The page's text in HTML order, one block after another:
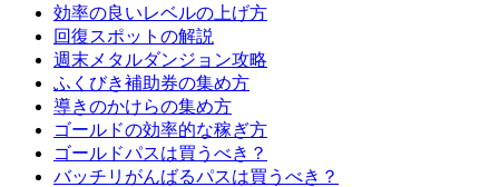
効率の良いレベルの上げ方
回復スポットの解説
週末メタルダンジョン攻略
ふくびき補助券の集め方
導きのかけらの集め方
ゴールドの効率的な稼ぎ方
ゴールドパスは買うべき？
バッチリがんばるパスは買うべき？